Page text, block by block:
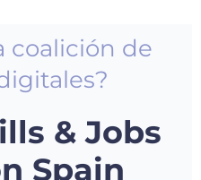
coalición de
& Jobs
Spain